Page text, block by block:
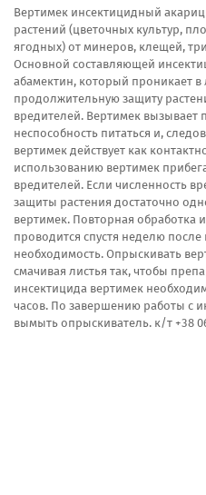
Вертимек инсектицидный
растений (цветочных культур,
ягодных) от минеров, клещей,
Основной составляющей
абамектин, который проникает в
продолжительную защиту
вредителей. Вертимек вызывает
неспособность питаться и,
вертимек действует как
использованию вертимек
вредителей. Если численность
защиты растения достаточно
вертимек. Повторная обработка
проводится спустя неделю после
необходимость. Опрыскивать
смачивая листья так, чтобы
инсектицида вертимек
часов. По завершению работы с
вымыть опрыскиватель. к/т +38